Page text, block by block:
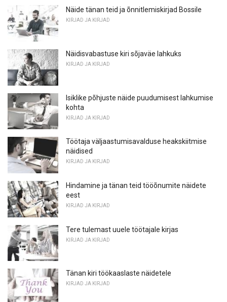
Näide tänan teid ja õnnitlemiskirjad Bossile
KIRJAD JA KIRJAD
Näidisvabastuse kiri sõjaväe lahkuks
KIRJAD JA KIRJAD
Isiklike põhjuste näide puudumisest lahkumise
kohta
KIRJAD JA KIRJAD
Töötaja väljaastumisavalduse heakskiitmise
näidised
KIRJAD JA KIRJAD
Hindamine ja tänan teid tööõnumite näidete
eest
KIRJAD JA KIRJAD
Tere tulemast uuele töötajale kirjas
KIRJAD JA KIRJAD
Tänan kiri töökaaslaste näidetele
KIRJAD JA KIRJAD